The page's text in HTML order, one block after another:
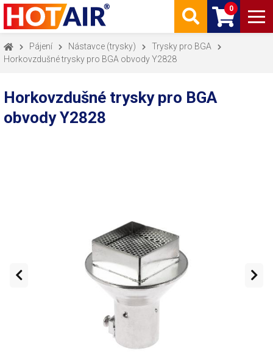
0
Pájení Nástavce (trysky)
Trysky pro BGA
Horkovzdušné trysky pro BGA obvody Y2828
Horkovzdušné trysky pro BGA
obvody Y2828